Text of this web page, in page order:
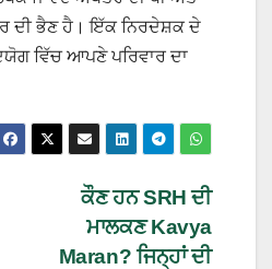
ਦੀ ਭੈਣ ਹੈ। ਇੱਕ ਨਿਰਦੇਸ਼ਕ ਦੇ
ਵਿੱਚ ਆਪਣੇ ਪਰਿਵਾਰ ਦਾ
ਕੌਣ ਹਨ SRH ਦੀ
ਮਾਲਕਣ Kavya
Maran? ਜਿਨ੍ਹਾਂ ਦੀ